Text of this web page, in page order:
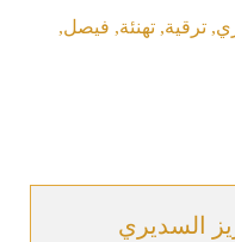
, ترقية, تهنئة, فيصل,
السديري